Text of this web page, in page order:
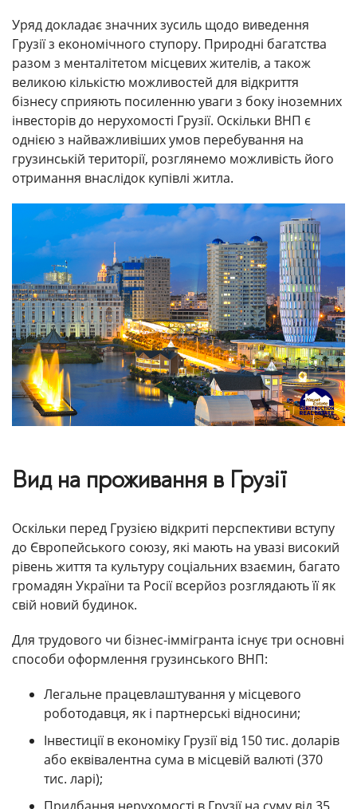
Уряд докладає значних зусиль щодо виведення
Грузії з економічного ступору. Природні багатства
разом з менталітетом місцевих жителів, а також
великою кількістю можливостей для відкриття
бізнесу сприяють посиленню уваги з боку іноземних
інвесторів до нерухомості Грузії. Оскільки ВНП є
однією з найважливіших умов перебування на
грузинській території, розглянемо можливість його
отримання внаслідок купівлі житла.
Вид на проживання в Грузії
Оскільки перед Грузією відкриті перспективи вступу
до Європейського союзу, які мають на увазі високий
рівень життя та культуру соціальних взаємин, багато
громадян України та Росії всерйоз розглядають її як
свій новий будинок.
Для трудового чи бізнес-іммігранта існує три основні
способи оформлення грузинського ВНП:
Легальне працевлаштування у місцевого
роботодавця, як і партнерські відносини;
Інвестиції в економіку Грузії від 150 тис. доларів
або еквівалентна сума в місцевій валюті (370
тис. ларі);
Придбання нерухомості в Грузії на суму від 35